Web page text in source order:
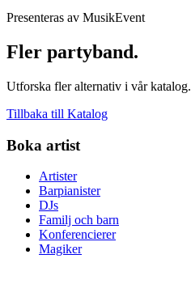
Presenteras av MusikEvent
Fler partyband.
Utforska fler alternativ i vår katalog.
Tillbaka till Katalog
Boka artist
Artister
Barpianister
DJs
Familj och barn
Konferencierer
Magiker